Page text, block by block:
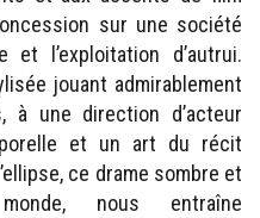
sur une société
l’exploitation d’autrui.
jouant admirablement
à une direction d’acteur
et un art du récit
ce drame sombre et
nous entraîne